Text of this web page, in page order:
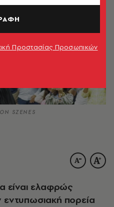
SZENES
είναι ελαφρώς
πορεία
Προστασίας Προσωπικών